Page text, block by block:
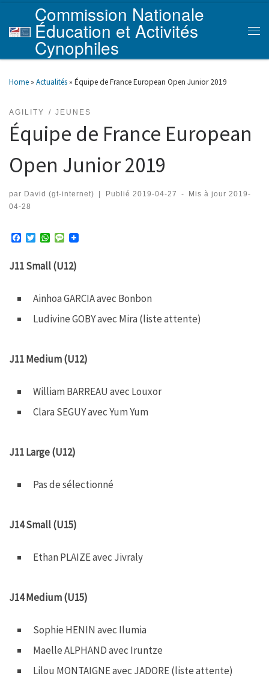
Skip to content
Commission Nationale
Éducation et Activités
Cynophiles
Home » Actualités » Équipe de France European Open Junior 2019
AGILITY JEUNES
Équipe de France European
Open Junior 2019
par David (gt-internet) Publié 2019-04-27 - Mis à jour 2019-
04-28
e
T
t
r
W
t
p
p
M
s
e
J11 Small (U12)
Ainhoa GARCIA avec Bonbon
Ludivine GOBY avec Mira (liste attente)
J11 Medium (U12)
William BARREAU avec Louxor
Clara SEGUY avec Yum Yum
J11 Large (U12)
Pas de sélectionné
J14 Small (U15)
Ethan PLAIZE avec Jivraly
J14 Medium (U15)
Sophie HENIN avec Ilumia
Maelle ALPHAND avec Iruntze
Lilou MONTAIGNE avec JADORE (liste attente)